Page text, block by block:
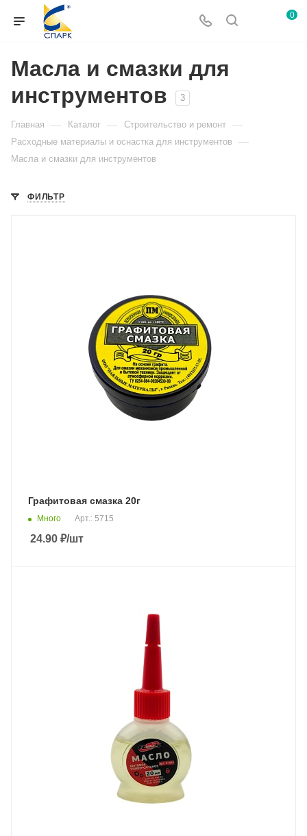
0
Масла и смазки для
инструментов
3
Главная — Каталог — Строительство и ремонт —
Расходные материалы и оснастка для инструментов —
Масла и смазки для инструментов
ФИЛЬТР
Графитовая смазка 20г
Много Арт.: 5715
24.90 ₽/шт